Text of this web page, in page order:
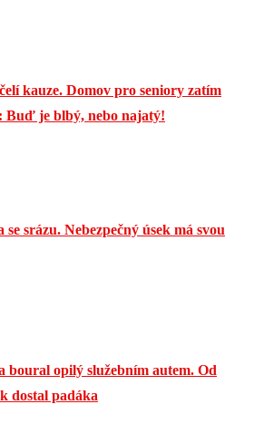
kauze. Domov pro seniory zatím
Buď je blbý, nebo najatý!
srázu. Nebezpečný úsek má svou
boural opilý služebním autem. Od
dostal padáka